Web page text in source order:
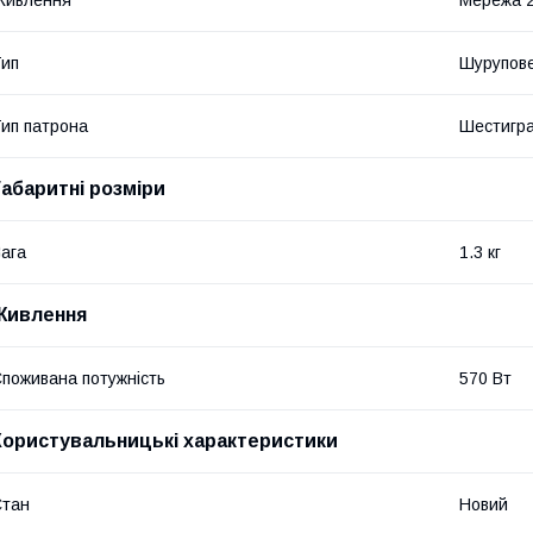
патрона
розміри
1.3 кг
потужність 570 Вт
характеристики
Новий